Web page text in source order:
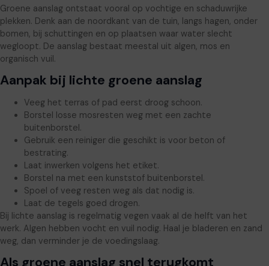
Groene aanslag ontstaat vooral op vochtige en schaduwrijke
plekken. Denk aan de noordkant van de tuin, langs hagen, onder
bomen, bij schuttingen en op plaatsen waar water slecht
wegloopt. De aanslag bestaat meestal uit algen, mos en
organisch vuil.
Aanpak bij lichte groene aanslag
Veeg het terras of pad eerst droog schoon.
Borstel losse mosresten weg met een zachte
buitenborstel.
Gebruik een reiniger die geschikt is voor beton of
bestrating.
Laat inwerken volgens het etiket.
Borstel na met een kunststof buitenborstel.
Spoel of veeg resten weg als dat nodig is.
Laat de tegels goed drogen.
Bij lichte aanslag is regelmatig vegen vaak al de helft van het
werk. Algen hebben vocht en vuil nodig. Haal je bladeren en zand
weg, dan verminder je de voedingslaag.
Als groene aanslag snel terugkomt